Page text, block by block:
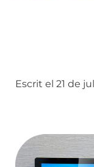
Escrit el 21 de